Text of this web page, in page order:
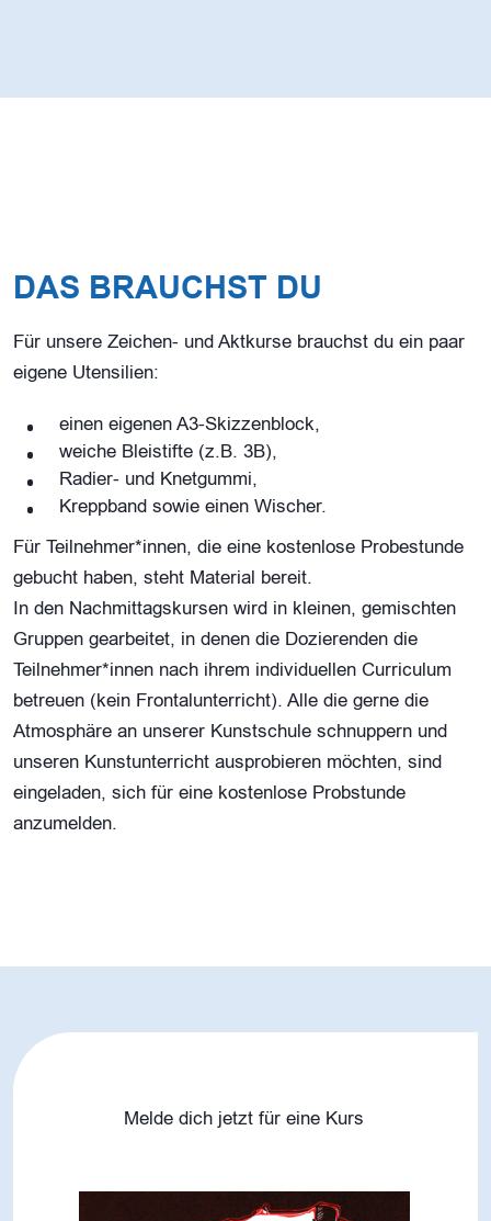
DAS BRAUCHST DU
Für unsere Zeichen- und Aktkurse brauchst du ein paar
eigene Utensilien:
einen eigenen A3-Skizzenblock,
weiche Bleistifte (z.B. 3B),
Radier- und Knetgummi,
Kreppband sowie einen Wischer.
Für Teilnehmer*innen, die eine kostenlose Probestunde
gebucht haben, steht Material bereit.
In den Nachmittagskursen wird in kleinen, gemischten
Gruppen gearbeitet, in denen die Dozierenden die
Teilnehmer*innen nach ihrem individuellen Curriculum
betreuen (kein Frontalunterricht). Alle die gerne die
Atmosphäre an unserer Kunstschule schnuppern und
unseren Kunstunterricht ausprobieren möchten, sind
eingeladen, sich für eine kostenlose Probstunde
anzumelden.
Melde dich jetzt für eine Kurs